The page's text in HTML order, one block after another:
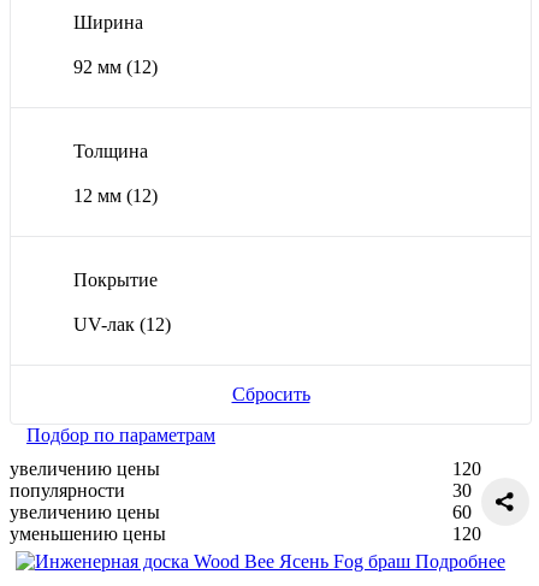
Ширина
92 мм (12)
Толщина
12 мм (12)
Покрытие
UV-лак (12)
Сбросить
Подбор по параметрам
увеличению цены
популярности
увеличению цены
уменьшению цены
120
30
60
120
Подробнее